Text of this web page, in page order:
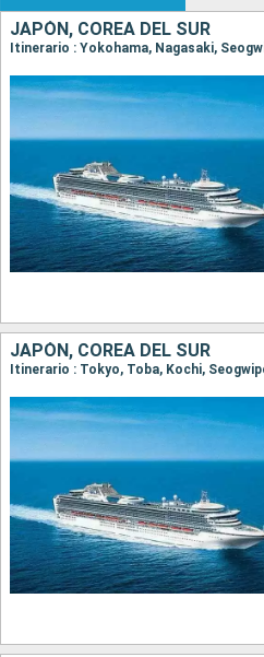
JAPÓN, COREA DEL SUR
Itinerario : Yokohama, Nagasaki,
JAPÓN, COREA DEL SUR
Itinerario : Tokyo, Toba, Kochi,